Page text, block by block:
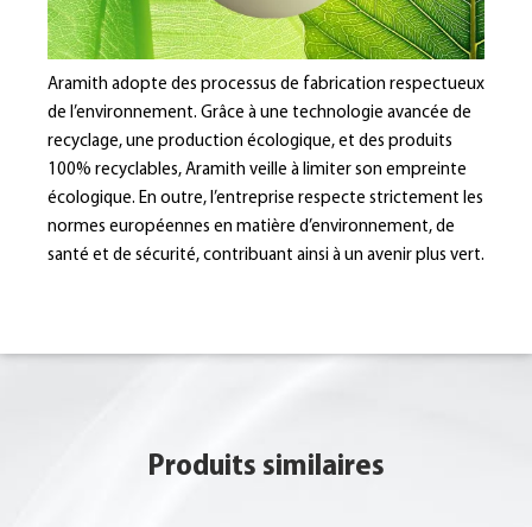
Aramith adopte des processus de fabrication respectueux
de l’environnement. Grâce à une technologie avancée de
recyclage, une production écologique, et des produits
100% recyclables, Aramith veille à limiter son empreinte
écologique. En outre, l’entreprise respecte strictement les
normes européennes en matière d’environnement, de
santé et de sécurité, contribuant ainsi à un avenir plus vert.
Produits similaires